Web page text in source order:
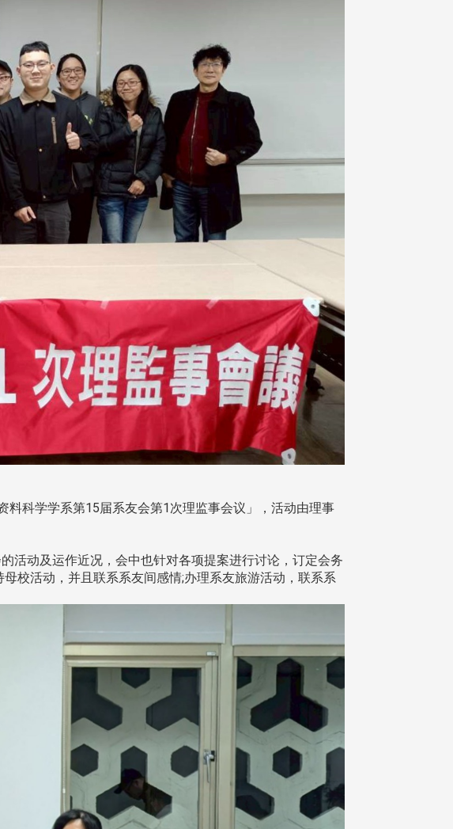
科学学系第15届系友会第1次理监事会议」，活动由理事
活动及运作近况，会中也针对各项提案进行讨论，订定会务
校活动，并且联系系友间感情;办理系友旅游活动，联系系